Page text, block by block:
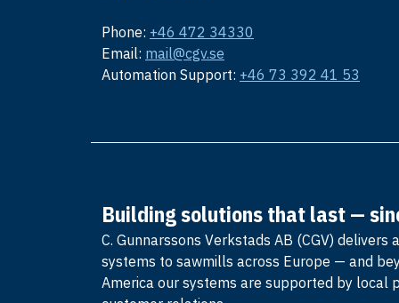
Phone: +46 472 34330
Email: mail@cgv.se
Automation Support: +46 73 392 41 53
Building solutions that last —
C. Gunnarssons Verkstads AB (CGV) delivers
systems to sawmills across Europe — and
America our systems are supported by local